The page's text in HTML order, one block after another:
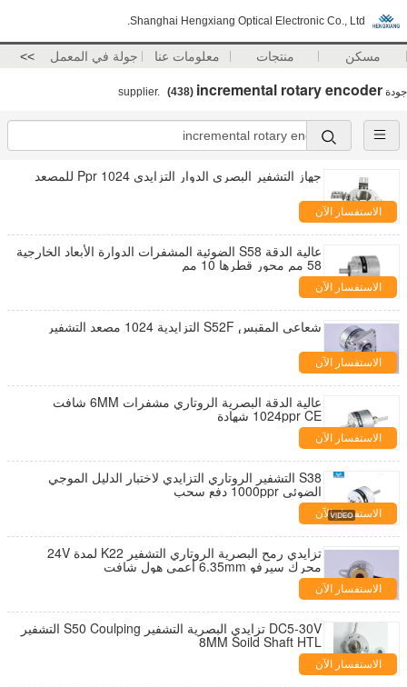
Shanghai Hengxiang Optical Electronic Co., Ltd.
مسكن منتجات معلومات عنا جولة في المعمل >>
جودة incremental rotary encoder
(438)
جهاز التشفير البصري الدوار التزايدي 1024 Ppr للمصعد
الاستفسار الآن
عالية الدقة S58 الضوئية المشفرات الدوارة الأبعاد الخارجية
58 مم محور قطرها 10 مم
الاستفسار الآن
شعاعي المقبس S52F التزايدية 1024 مصعد التشفير
الاستفسار الآن
عالية الدقة البصرية الروتاري مشفرات 6MM شافت
1024ppr CE شهادة
الاستفسار الآن
S38 التشفير الروتاري التزايدي لاختبار الدليل الموجي
الضوئي 1000ppr دفع سحب
الاستفسار الآن
تزايدي رمح البصرية الروتاري التشفير K22 لمدة 24V
محرك سيرفو 6.35mm أعمى هول شافت
الاستفسار الآن
DC5-30V تزايدي البصرية التشفير S50 Coulping التشفير
8MM Soild Shaft HTL
الاستفسار الآن